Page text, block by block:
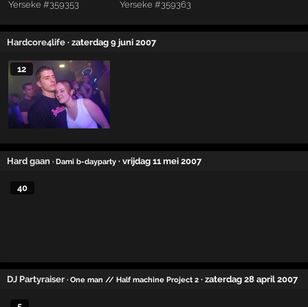
Hardcore4life · zaterdag 9 juni 2007
12
Hard gaan · Dami b-dayparty · vrijdag 11 mei 2007
40
DJ Partyraiser · One man // Half machine Project 2 · zaterdag 28 april 2007